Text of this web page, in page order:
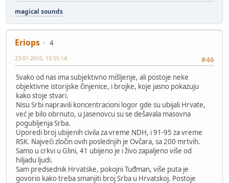
magical sounds
Eriops
4
#46
23-01-2010, 10:55:14
Svako od nas ima subjektivno mišljenje, ali postoje neke
objektivne istorijske činjenice, i brojke, koje jasno pokazuju
kako stoje stvari.
Nisu Srbi napravili koncentracioni logor gde su ubijali Hrvate,
već je bilo obrnuto, u Jasenovcu su se dešavala masovna
pogubljenja Srba.
Uporedi broj ubijenih civila za vreme NDH, i 91-95 za vreme
RSK. Najveći zločin ovih poslednjih je Ovčara, sa 200 mrtvih.
Samo u crkvi u Glini, 41 ubijeno je i živo zapaljeno više od
hiljadu ljudi.
Sam predsednik Hrvatske, pokojni Tuđman, više puta je
govorio kako treba smanjiti broj Srba u Hrvatskoj. Postoje